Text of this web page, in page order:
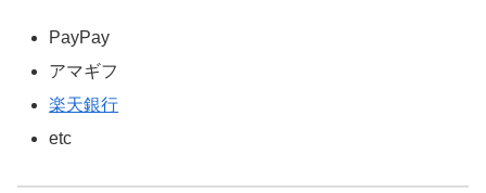
PayPay
アマギフ
楽天銀行
etc